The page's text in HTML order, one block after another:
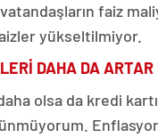
faiz
yükseltilmiyor.
DAHA DA ARTAR
olsa da kredi